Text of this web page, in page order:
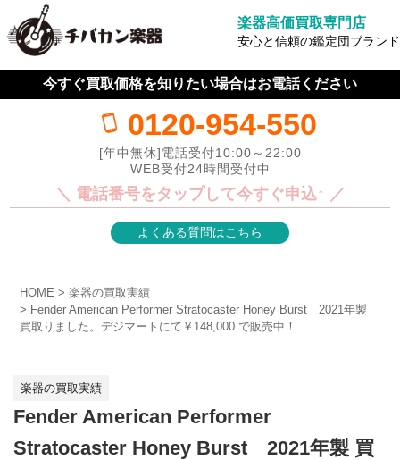
楽器高価買取専門店
安心と信頼の鑑定団ブランド
今すぐ買取価格を知りたい場合はお電話ください
0120-954-550
[年中無休]電話受付10:00～22:00
WEB受付24時間受付中
＼ 電話番号をタップして今すぐ申込↑ ／
よくある質問はこちら
HOME
楽器の買取実績
Fender American Performer Stratocaster Honey Burst 2021年製
買取りました。デジマートにて￥148,000 で販売中！
楽器の買取実績
Fender American Performer
Stratocaster Honey Burst 2021年製 買